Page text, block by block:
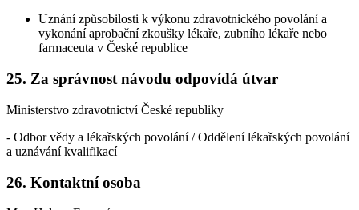
Uznání způsobilosti k výkonu zdravotnického povolání a
vykonání aprobační zkoušky lékaře, zubního lékaře nebo
farmaceuta v České republice
25. Za správnost návodu odpovídá útvar
Ministerstvo zdravotnictví České republiky
- Odbor vědy a lékařských povolání / Oddělení lékařských povolání
a uznávání kvalifikací
26. Kontaktní osoba